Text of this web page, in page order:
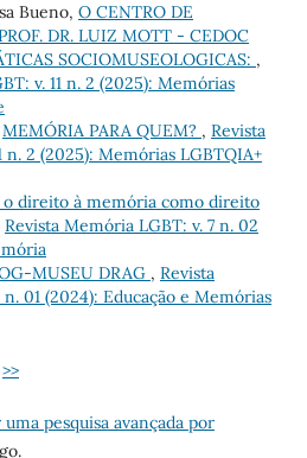
Bueno, O CENTRO DE
DR. LUIZ MOTT - CEDOC
SOCIOMUSEOLOGICAS: ,
v. 11 n. 2 (2025): Memórias
MEMÓRIA PARA QUEM? , Revista
n. 2 (2025): Memórias LGBTQIA+
o direito à memória como direito
Revista Memória LGBT: v. 7 n. 02
MUSEU DRAG , Revista
01 (2024): Educação e Memórias
>>
pesquisa avançada por